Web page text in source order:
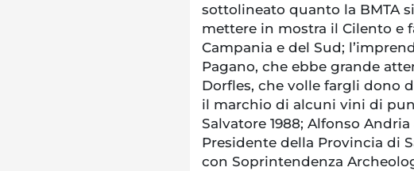
sottolineato quanto la BMTA
mettere in mostra il Cilento e
Campania e del Sud;
Pagano, che ebbe grande
Dorfles, che volle fargli dono
il marchio di alcuni vini di
Salvatore 1988; Alfonso
Presidente della Provincia di
con Soprintendenza